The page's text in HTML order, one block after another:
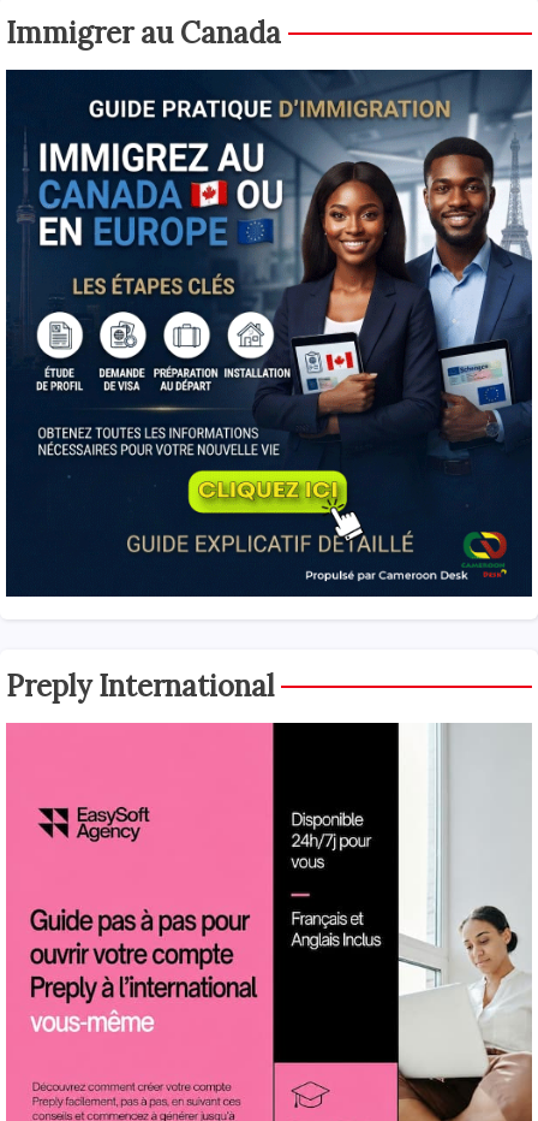
Immigrer au Canada
Preply International